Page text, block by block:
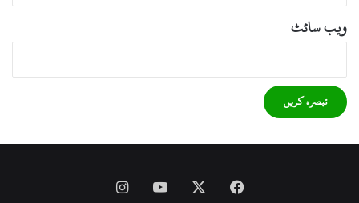
ویب‌ سائٹ
Facebook
YouTube
Instagram